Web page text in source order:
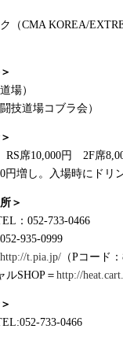
（CMA KOREA/
場）
技道場コブラ会）
RS席10,000円 2F席
円増し。入場時にドリ
＞
：052-733-0466
935-0999
http://t.pia.jp/ （Pコード
ルSHOP＝http://
733-0466